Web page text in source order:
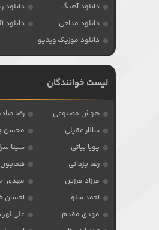
دانلود آهنگ
دانلود مداحی
دانلود
دانلود موزیک ویدیو
لیست خوانندگان
هوش مصنوعی
رضا
سالار عقیلی
محسن
پویا بیاتی
سینا
رضا یزدانی
فرزاد فرزین
مهدی
احمد سلو
احسان
مهدی مقدم
علی